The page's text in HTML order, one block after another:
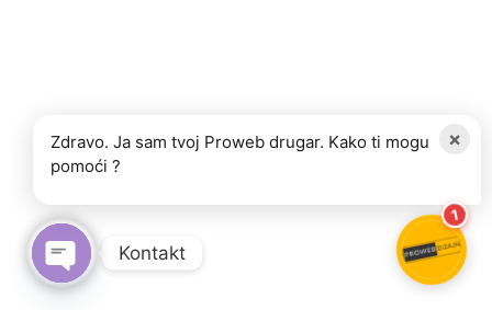
Kontakt
OPEN CHATY
×
Zdravo. Ja sam tvoj Proweb drugar. Kako ti mogu
pomoći ?
1